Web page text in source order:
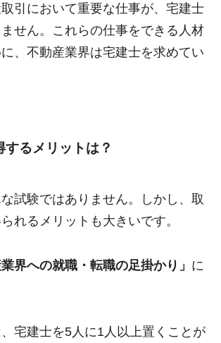
引において重要な仕事が、宅建士
せん。これらの仕事をできる人材
、不動産業界は宅建士を求めてい
するメリットは？
試験ではありません。しかし、取
れるメリットも大きいです。
業界への就職・転職の足掛かり」 に
宅建士を5人に1人以上置くことが